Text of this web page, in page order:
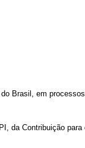
Brasil, em
Contribuição